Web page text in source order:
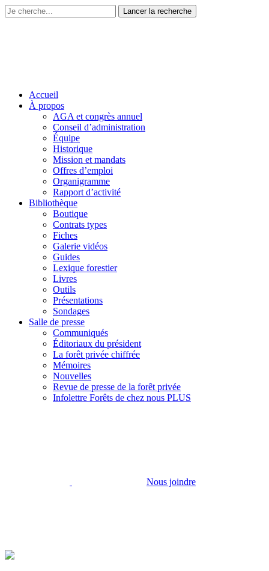
Accueil
À propos
AGA et congrès annuel
Conseil d’administration
Équipe
Historique
Mission et mandats
Offres d’emploi
Organigramme
Rapport d’activité
Bibliothèque
Boutique
Contrats types
Fiches
Galerie vidéos
Guides
Lexique forestier
Livres
Outils
Présentations
Sondages
Salle de presse
Communiqués
Éditoriaux du président
La forêt privée chiffrée
Mémoires
Nouvelles
Revue de presse de la forêt privée
Infolettre Forêts de chez nous PLUS
Nous joindre